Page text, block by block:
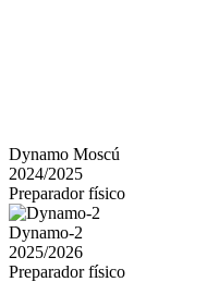
Dynamo Moscú
2024/2025
Preparador físico
Dynamo-2
2025/2026
Preparador físico